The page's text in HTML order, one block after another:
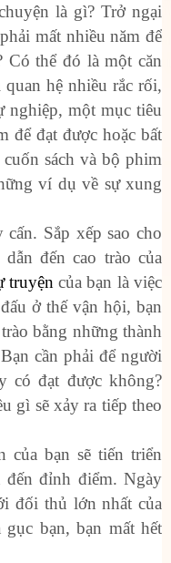
là gì? Trở ngại
mất nhiều năm để
Có thể đó là một căn
hệ nhiều rắc rối,
nghiệp, một mục tiêu
để đạt được hoặc bất
sách và bộ phim
ví dụ về sự xung
Sắp xếp sao cho
đến cao trào của
truyện của bạn là việc
ở thế vận hội, bạn
bằng những thành
cần phải để người
có đạt được không?
gì sẽ xảy ra tiếp theo
của bạn sẽ tiến triển
đỉnh điểm. Ngày
đối thủ lớn nhất của
bạn, bạn mất hết